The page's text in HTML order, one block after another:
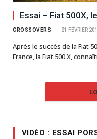
Essai – Fiat 500X,
CROSSOVERS 21 FÉVRIER
Après le succès de la Fiat
France, la Fiat 500 X,
VIDÉO : ESSAI